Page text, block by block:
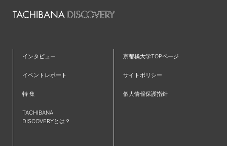
#ラーニングコモンズ #新学部
#児童教育学科
インタビュー
イベントレポート
特 集
TACHIBANA
DISCOVERYとは？
京都橘大学TOPページ
サイトポリシー
個人情報保護指針